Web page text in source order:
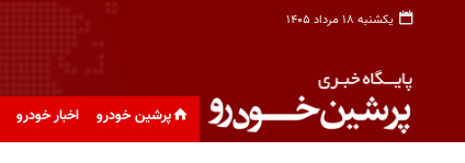
یکشنبه ۱۸ مرداد ۱۴۰۵
پرشین خودرو اخبار خودرو